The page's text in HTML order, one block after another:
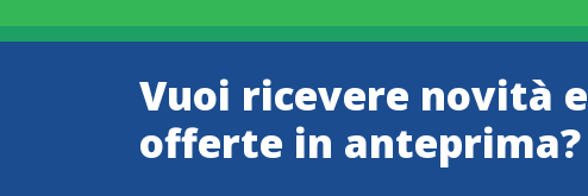
Vuoi ricevere novità e
offerte in anteprima?